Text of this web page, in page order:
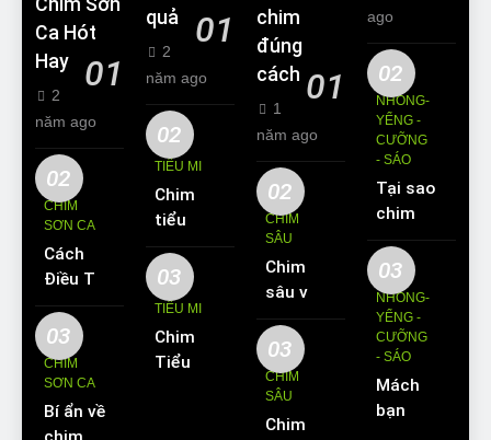
Ca Hót
Hay
01
2
năm ago
02
CHIM
SƠN CA
Cách
Điều Trị
Hiệu
Quả
Các
Bệnh
Thường
Gặp Ở
03
CHIM
SƠN CA
Bí ẩn về
quả
01
2
năm ago
02
TIỂU MI
Chim
tiểu mi
ăn gì?
Kinh
nghiệm
chim
tiểu mi
03
TIỂU MI
Chim
Tiểu Mi
chim
đúng
cách 01
1
năm ago
02
CHIM
SÂU
Chim
sâu và
những
thông
tin cơ
bản về
loài
03
CHIM
SÂU
Chim
ago
02
NHỒNG-
YỂNG -
CƯỠNG
- SÁO
Tại sao
chim
Sáo lại
được
yêu
thích
nuôi
làm thú
cưng?
03
NHỒNG-
YỂNG -
CƯỠNG
- SÁO
Mách
bạn